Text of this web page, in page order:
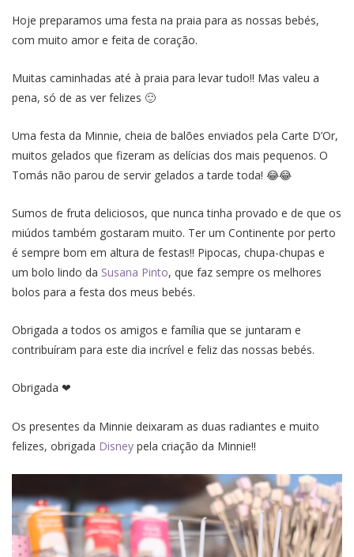
Hoje preparamos uma festa na praia para as nossas bebés,
com muito amor e feita de coração.
Muitas caminhadas até à praia para levar tudo!! Mas valeu a
pena, só de as ver felizes 🙂
Uma festa da Minnie, cheia de balões enviados pela Carte D’Or,
muitos gelados que fizeram as delícias dos mais pequenos. O
Tomás não parou de servir gelados a tarde toda! 😂😂
Sumos de fruta deliciosos, que nunca tinha provado e de que os
miúdos também gostaram muito. Ter um Continente por perto
é sempre bom em altura de festas!! Pipocas, chupa-chupas e
um bolo lindo da Susana Pinto, que faz sempre os melhores
bolos para a festa dos meus bebés.
Obrigada a todos os amigos e família que se juntaram e
contribuíram para este dia incrível e feliz das nossas bebés.
Obrigada ❤
Os presentes da Minnie deixaram as duas radiantes e muito
felizes, obrigada Disney pela criação da Minnie!!